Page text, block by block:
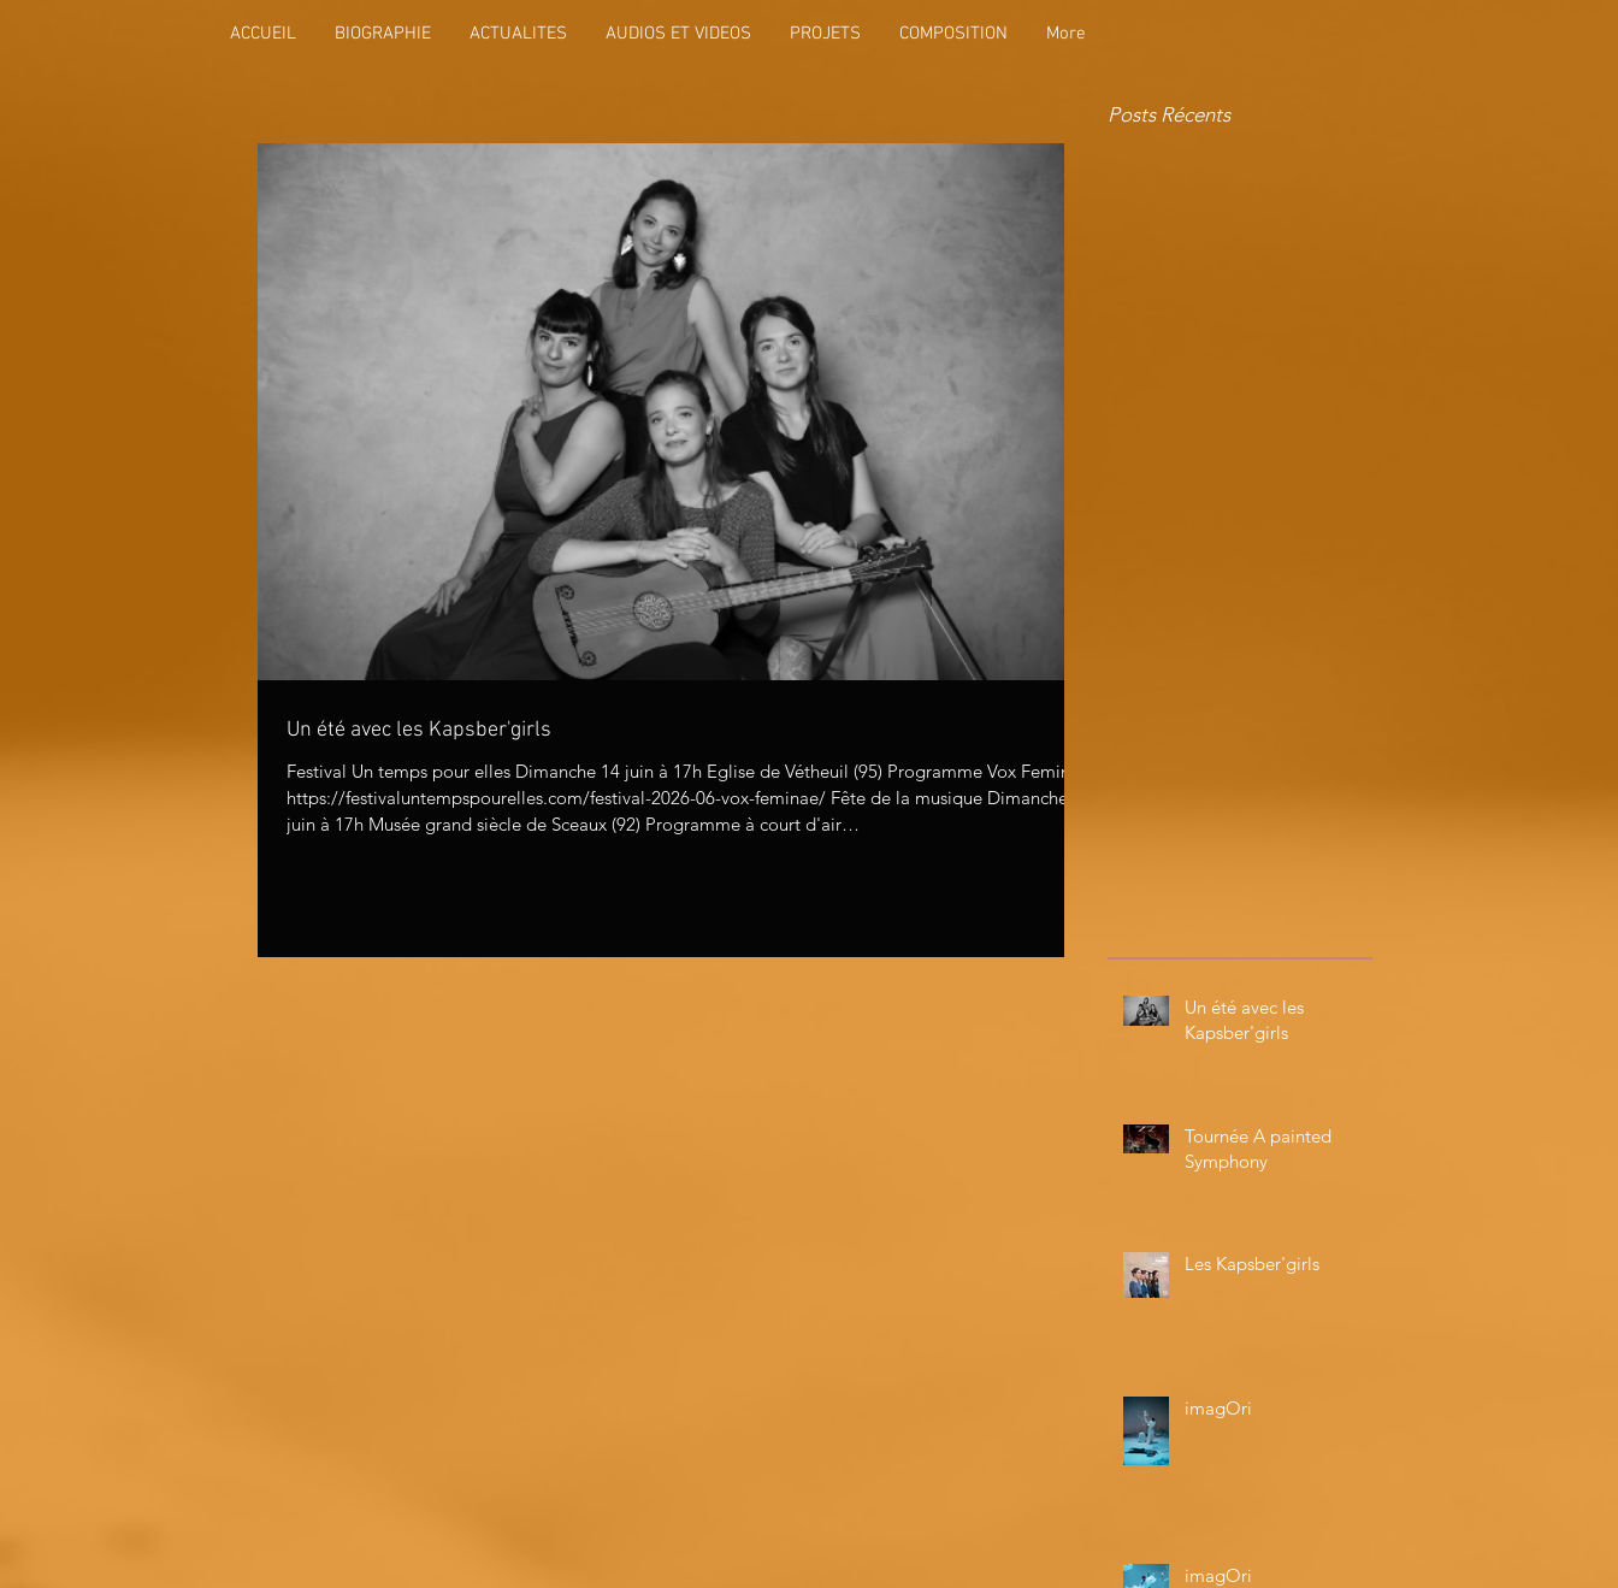
ACCUEIL BIOGRAPHIE ACTUALITES AUDIOS ET VIDEOS PROJETS COMPOSITION More
Posts Récents
Un été avec les Kapsber'girls
Festival Un temps pour elles Dimanche 14 juin à 17h Eglise de Vétheuil (95) Programme Vox Feminae
https://festivaluntempspourelles.com/festival-2026-06-vox-feminae/ Fête de la musique Dimanche 21
juin à 17h Musée grand siècle de Sceaux (92) Programme à court d'air
Un été avec les
Kapsber'girls
Tournée A painted
Symphony
Les Kapsber'girls
imagOri
imagOri